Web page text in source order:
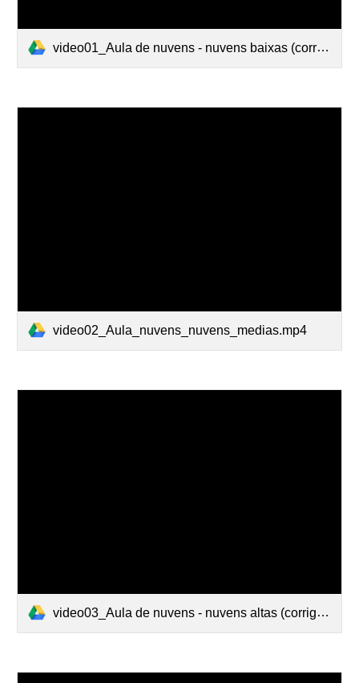
video01_Aula de nuvens - nuvens baixas (corrigido).mp4
video02_Aula_nuvens_nuvens_medias.mp4
video03_Aula de nuvens - nuvens altas (corrigida).mp4